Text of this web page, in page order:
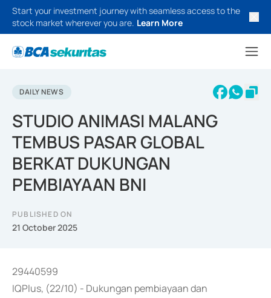
Start your investment journey with seamless access to the
stock market wherever you are. Learn More
DAILY NEWS
STUDIO ANIMASI MALANG
TEMBUS PASAR GLOBAL
BERKAT DUKUNGAN
PEMBIAYAAN BNI
PUBLISHED ON
21 October 2025
29440599
IQPlus, (22/10) - Dukungan pembiayaan dan